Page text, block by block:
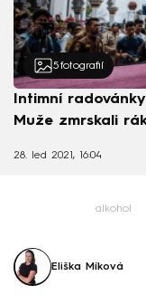
5 fotografií
Intimní
Muže zmrskali
28. led 2021, 16:04
alkohol
Eliška Míková